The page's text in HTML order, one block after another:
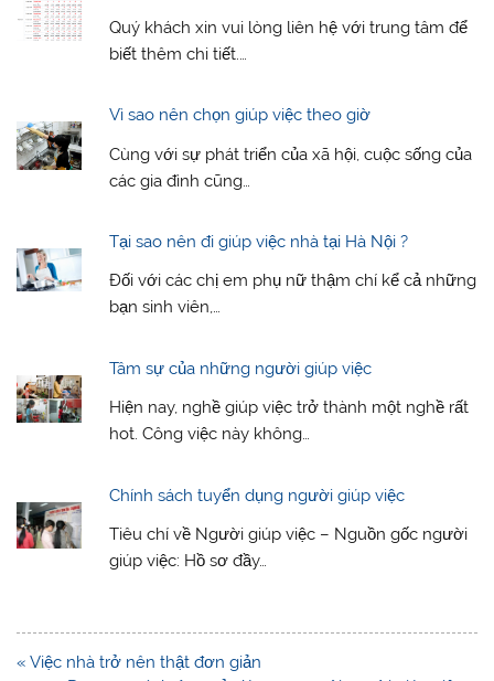
Quý khách xin vui lòng liên hệ với trung tâm để
biết thêm chi tiết.…
Vì sao nên chọn giúp việc theo giờ
Cùng với sự phát triển của xã hội, cuộc sống của
các gia đình cũng…
Tại sao nên đi giúp việc nhà tại Hà Nội ?
Đối với các chị em phụ nữ thậm chí kể cả những
bạn sinh viên,…
Tâm sự của những người giúp việc
Hiện nay, nghề giúp việc trở thành một nghề rất
hot. Công việc này không…
Chính sách tuyển dụng người giúp việc
Tiêu chí về Người giúp việc – Nguồn gốc người
giúp việc: Hồ sơ đầy…
Post
« Việc nhà trở nên thật đơn giản